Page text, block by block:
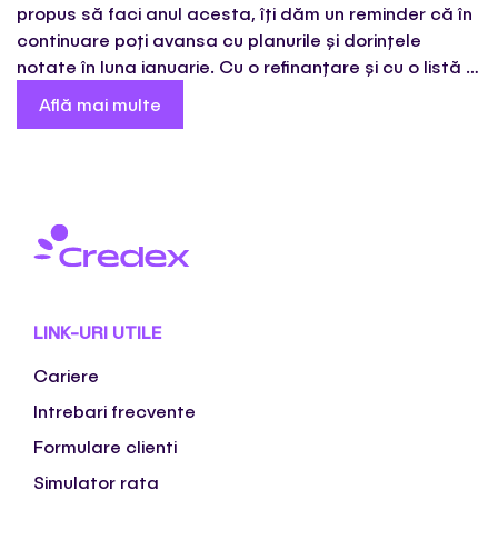
propus să faci anul acesta, îți dăm un reminder că în
continuare poți avansa cu planurile și dorințele
notate în luna ianuarie. Cu o refinanțare și cu o listă …
Află mai multe
LINK-URI UTILE
Cariere
Intrebari frecvente
Formulare clienti
Simulator rata